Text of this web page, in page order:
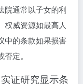
院通常以子女的利
权威资源如最高人
中的条款如果损害
定。
证研究显示条